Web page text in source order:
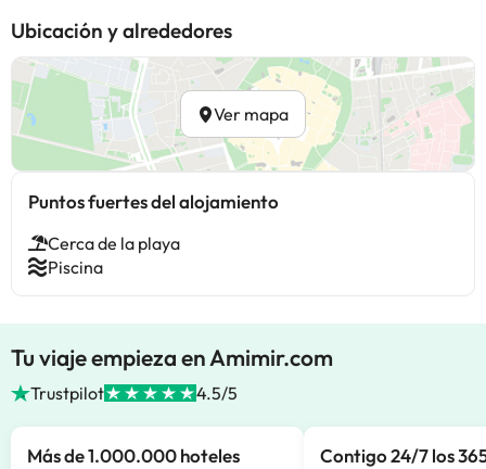
Ubicación y alrededores
Ver mapa
Puntos fuertes del alojamiento
Cerca de la playa
Piscina
Tu viaje empieza en Amimir.com
Trustpilot 4.5/5
Más de 1.000.000 hoteles
Contigo 24/7 los